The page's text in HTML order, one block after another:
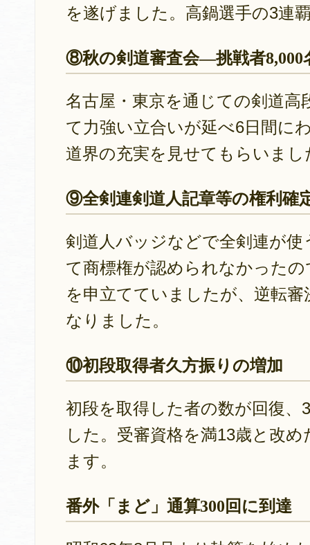
を遂げました。高鍋選手の3連
⑧秋の剣道審査会―挑戦者8,000
名古屋・東京を通じての剣道高
て力強い立合いが延べ6日間に
道界の充実を見せてもらいまし
⑨全剣連剣道人記章等の権利確
剣道人バッジなどで全剣連が
て商標権が認められなかった
を申立てていましたが、逆転
なりました。
⑩初段取得者久方振りの増加
初段を取得した者の数が回復
した。受審資格を満13歳と改
ます。
番外「まど」通算300回に到達